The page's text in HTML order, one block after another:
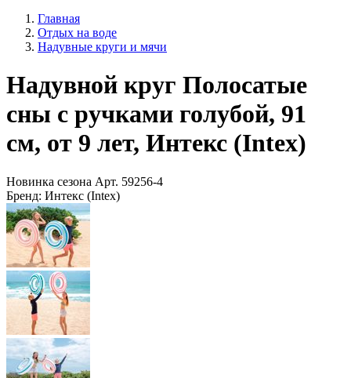
Главная
Отдых на воде
Надувные круги и мячи
Надувной круг Полосатые
сны с ручками голубой, 91
см, от 9 лет, Интекс (Intex)
Новинка сезона Арт. 59256-4
Бренд: Интекс (Intex)